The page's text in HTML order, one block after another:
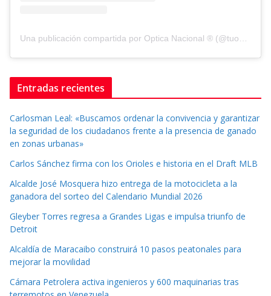
Una publicación compartida por Optica Nacional ® (@tuopticanacional)
Entradas recientes
Carlosman Leal: «Buscamos ordenar la convivencia y garantizar
la seguridad de los ciudadanos frente a la presencia de ganado
en zonas urbanas»
Carlos Sánchez firma con los Orioles e historia en el Draft MLB
Alcalde José Mosquera hizo entrega de la motocicleta a la
ganadora del sorteo del Calendario Mundial 2026
Gleyber Torres regresa a Grandes Ligas e impulsa triunfo de
Detroit
Alcaldía de Maracaibo construirá 10 pasos peatonales para
mejorar la movilidad
Cámara Petrolera activa ingenieros y 600 maquinarias tras